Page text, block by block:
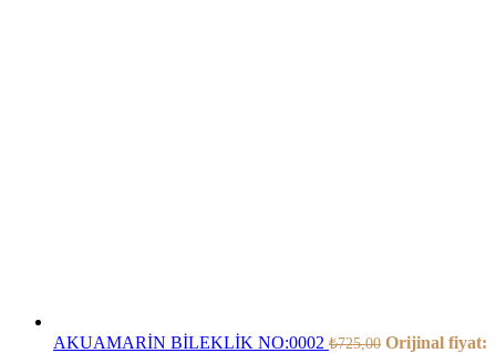
AKUAMARİN BİLEKLİK NO:0002 ₺725,00 Orijinal fiyat: